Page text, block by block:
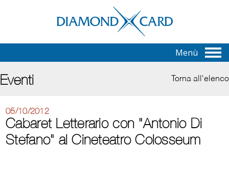
Menù
Eventi Torna all'elenco
05/10/2012
Cabaret Letterario con "Antonio Di
Stefano" al Cineteatro Colosseum